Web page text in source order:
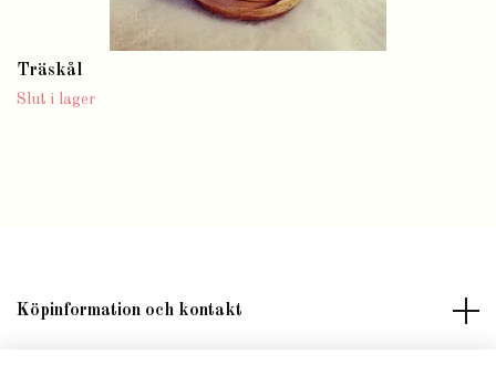
Träskål
Slut i lager
Köpinformation och kontakt